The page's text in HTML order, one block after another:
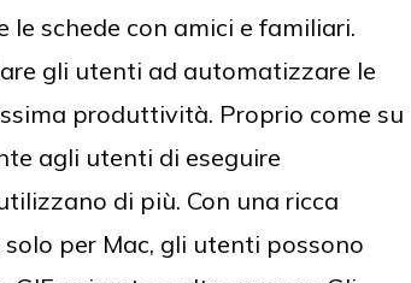
schede con amici e familiari.
gli utenti ad automatizzare le
produttività. Proprio come su
agli utenti di eseguire
di più. Con una ricca
per Mac, gli utenti possono